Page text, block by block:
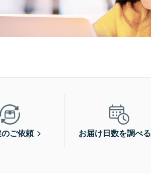
ご依頼 お届け日数を調べる